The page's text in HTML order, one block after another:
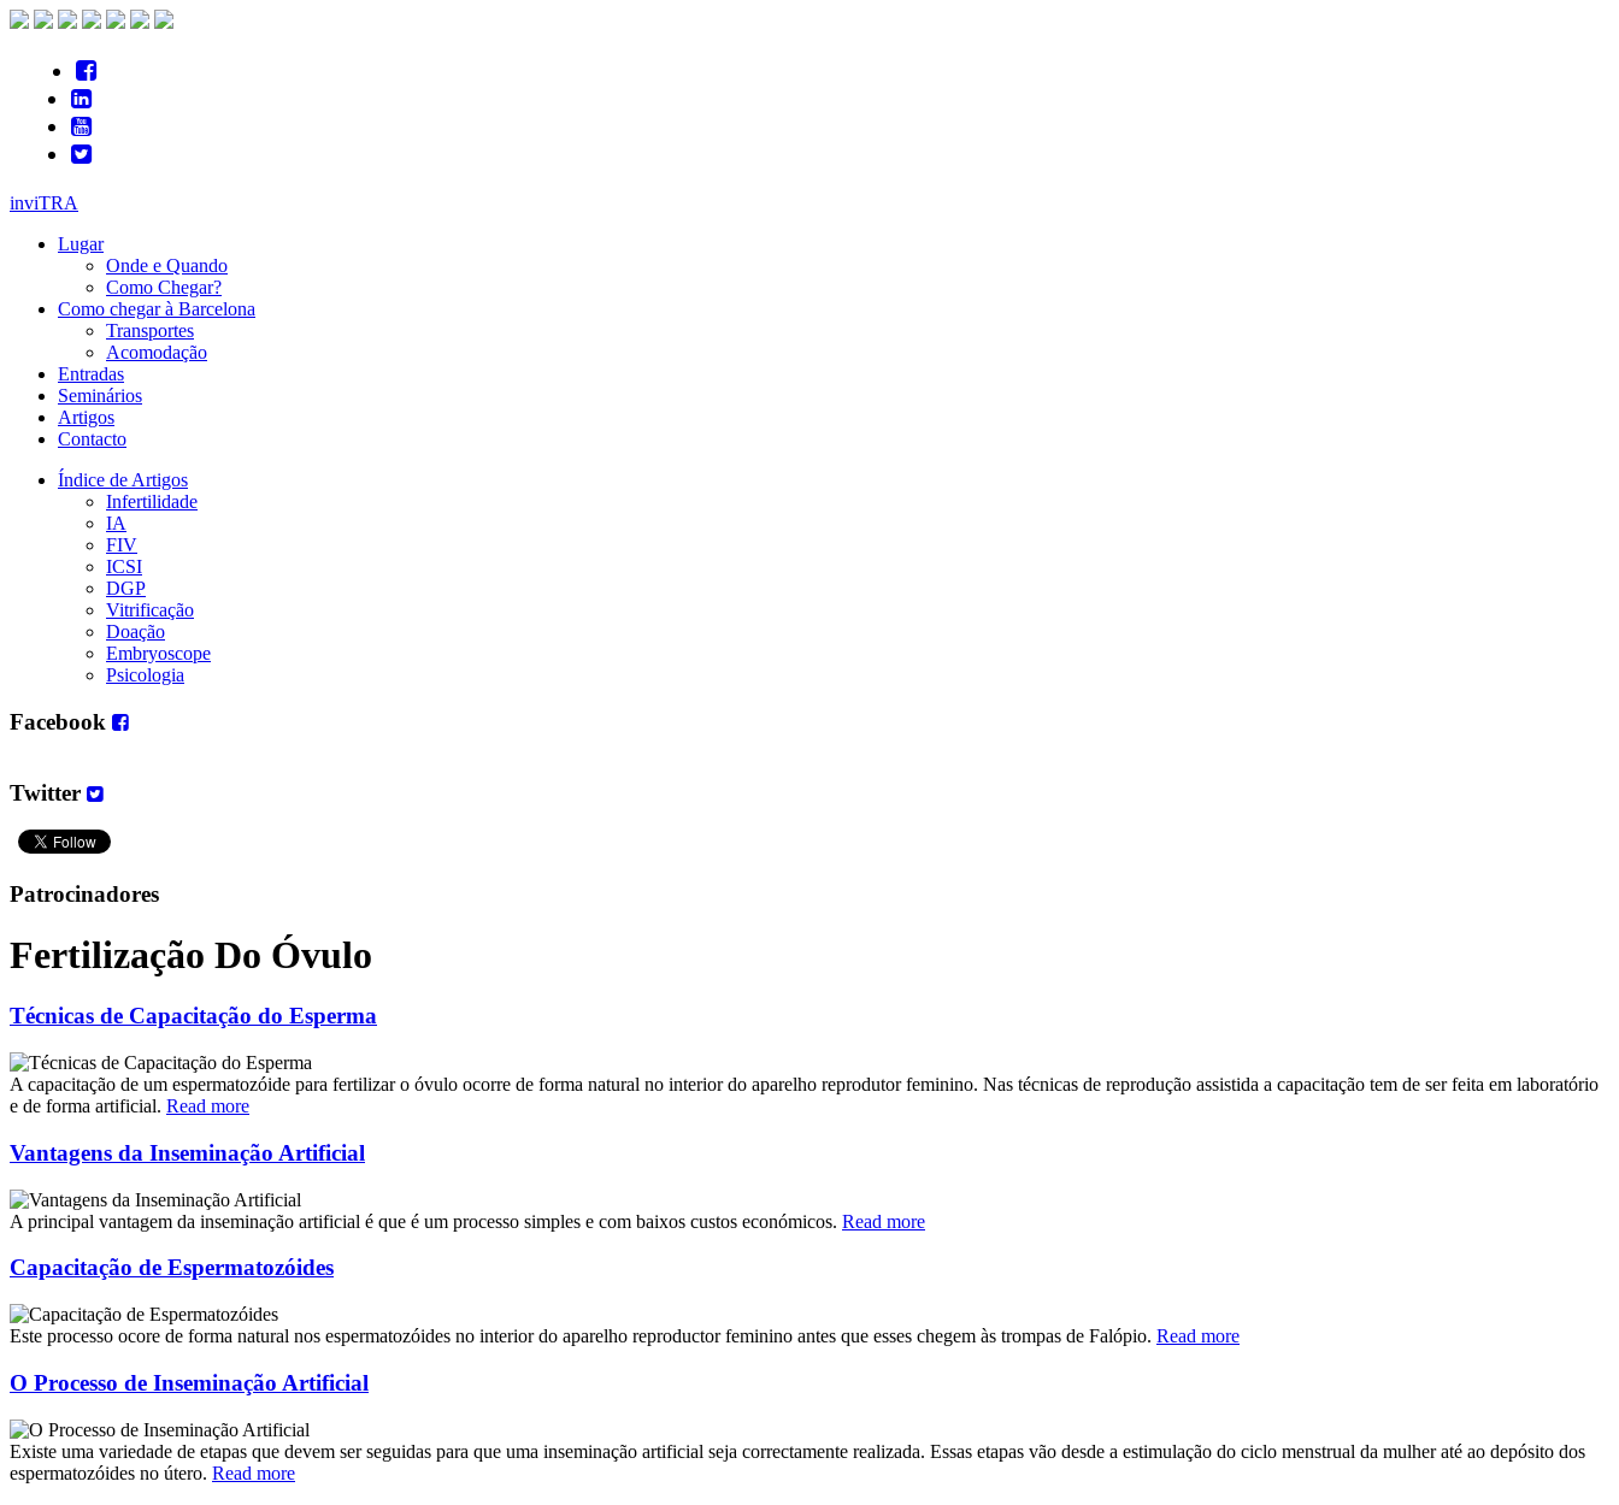
inviTRA
Lugar
Onde e Quando
Como Chegar?
Como chegar à Barcelona
Transportes
Acomodação
Entradas
Seminários
Artigos
Contacto
Índice de Artigos
Infertilidade
IA
FIV
ICSI
DGP
Vitrificação
Doação
Embryoscope
Psicologia
Facebook
Twitter
Patrocinadores
Fertilização Do Óvulo
Técnicas de Capacitação do Esperma
A capacitação de um espermatozóide para fertilizar o óvulo ocorre de forma natural no interior do aparelho reprodutor feminino. Nas técnicas de reprodução assistida a capacitação tem de ser feita em laboratório
e de forma artificial. Read more
Vantagens da Inseminação Artificial
A principal vantagem da inseminação artificial é que é um processo simples e com baixos custos económicos. Read more
Capacitação de Espermatozóides
Este processo ocore de forma natural nos espermatozóides no interior do aparelho reproductor feminino antes que esses chegem às trompas de Falópio. Read more
O Processo de Inseminação Artificial
Existe uma variedade de etapas que devem ser seguidas para que uma inseminação artificial seja correctamente realizada. Essas etapas vão desde a estimulação do ciclo menstrual da mulher até ao depósito dos
espermatozóides no útero. Read more